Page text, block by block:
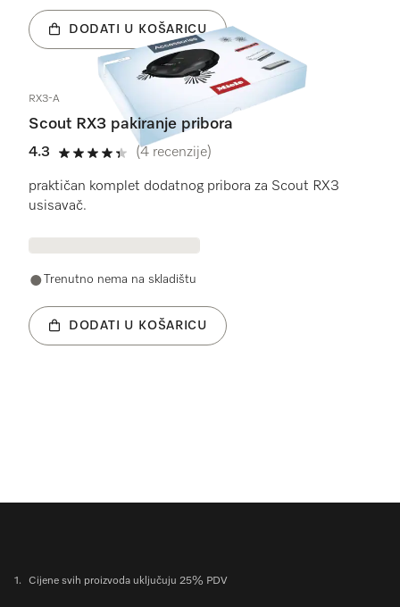
DODATI U KOŠARICU
RX3-A
Scout RX3 pakiranje pribora
4.3
4.3 od 5
(4 recenzije)
praktičan komplet dodatnog pribora za Scout RX3
usisavač.
Trenutno nema na skladištu
DODATI U KOŠARICU
1. Cijene svih proizvoda uključuju 25% PDV